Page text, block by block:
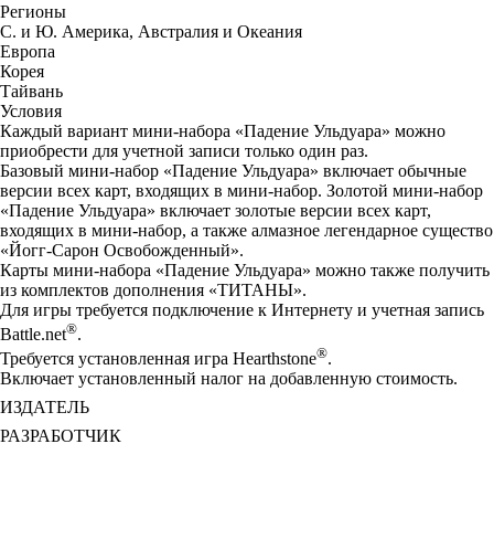
Регионы
С. и Ю. Америка, Австралия и Океания
Европа
Корея
Тайвань
Условия
Каждый вариант мини-набора «Падение Ульдуара» можно
приобрести для учетной записи только один раз.
Базовый мини-набор «Падение Ульдуара» включает обычные
версии всех карт, входящих в мини-набор. Золотой мини-набор
«Падение Ульдуара» включает золотые версии всех карт,
входящих в мини-набор, а также алмазное легендарное существо
«Йогг-Сарон Освобожденный».
Карты мини-набора «Падение Ульдуара» можно также получить
из комплектов дополнения «ТИТАНЫ».
Для игры требуется подключение к Интернету и учетная запись
Battle.net®.
Требуется установленная игра Hearthstone®.
Включает установленный налог на добавленную стоимость.
ИЗДАТЕЛЬ
РАЗРАБОТЧИК